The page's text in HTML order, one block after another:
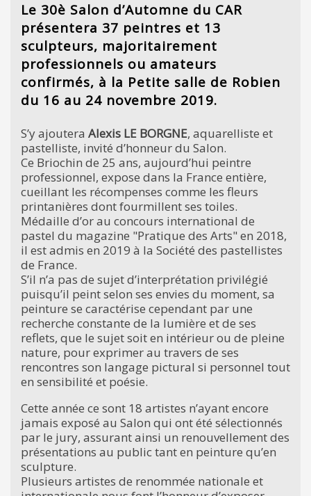
Le 30è Salon d’Automne du CAR
présentera 37 peintres et 13
sculpteurs, majoritairement
professionnels ou amateurs
confirmés, à la Petite salle de Robien
du 16 au 24 novembre 2019.
S’y ajoutera Alexis LE BORGNE, aquarelliste et
pastelliste, invité d’honneur du Salon.
Ce Briochin de 25 ans, aujourd’hui peintre
professionnel, expose dans la France entière,
cueillant les récompenses comme les fleurs
printanières dont fourmillent ses toiles.
Médaille d’or au concours international de
pastel du magazine "Pratique des Arts" en 2018,
il est admis en 2019 à la Société des pastellistes
de France.
S’il n’a pas de sujet d’interprétation privilégié
puisqu’il peint selon ses envies du moment, sa
peinture se caractérise cependant par une
recherche constante de la lumière et de ses
reflets, que le sujet soit en intérieur ou de pleine
nature, pour exprimer au travers de ses
rencontres son langage pictural si personnel tout
en sensibilité et poésie.
Cette année ce sont 18 artistes n’ayant encore
jamais exposé au Salon qui ont été sélectionnés
par le jury, assurant ainsi un renouvellement des
présentations au public tant en peinture qu’en
sculpture.
Plusieurs artistes de renommée nationale et